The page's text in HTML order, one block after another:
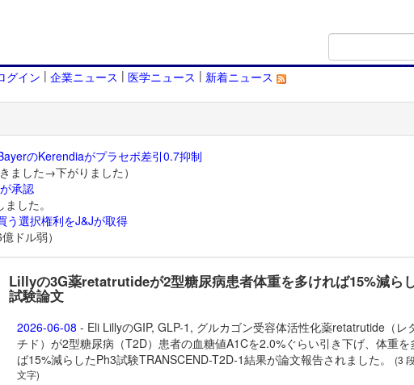
グイン | 企業ニュース | 医学ニュース | 新着ニュース
のKerendiaがプラセボ差引0.7抑制
ました→下がりました）
承認
した。
う選択権利をJ&Jが取得
ドル弱）
Lillyの3G薬retatrutideが2型糖尿病患者体重を多ければ15%減ら
試験論文
2026-06-08 - Eli LillyのGIP, GLP-1, グルカゴン受容体活性化薬retatrutide（レ
チド）が2型糖尿病（T2D）患者の血糖値A1Cを2.0%ぐらい引き下げ、体重を
ば15%減らしたPh3試験TRANSCEND-T2D-1結果が論文報告されました。
(3
文字)